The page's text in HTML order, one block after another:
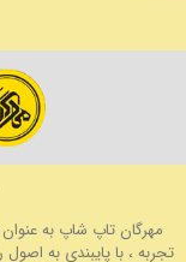
مهرگان تاپ شاپ به